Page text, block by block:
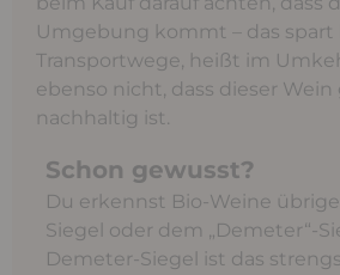
Umgebung kommt – das spart
Transportwege, heißt im
ebenso nicht, dass dieser Wein
nachhaltig ist.
Schon gewusst?
Du erkennst Bio-Weine
Siegel oder dem „Demeter“-
Demeter-Siegel ist das